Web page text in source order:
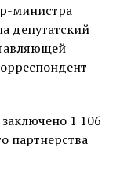
министра
депутатский
1 106
партнерства